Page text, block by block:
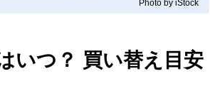
Photo by iStock
いつ？ 買い替え目安